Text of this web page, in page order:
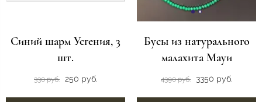
Синий шарм Усгения, 3
шт.
330 руб. 250 руб.
Бусы из натурального
малахита Мауи
4390 руб. 3350 руб.